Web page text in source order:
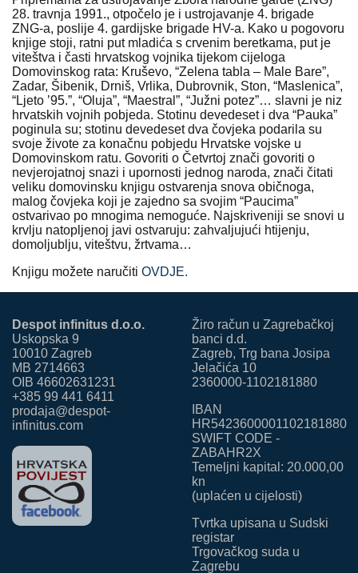
28. travnja 1991., otpočelo je i ustrojavanje 4. brigade
ZNG-a, poslije 4. gardijske brigade HV-a. Kako u pogovoru
knjige stoji, ratni put mladića s crvenim beretkama, put je
viteštva i časti hrvatskog vojnika tijekom cijeloga
Domovinskog rata: Kruševo, “Zelena tabla – Male Bare”,
Zadar, Šibenik, Drniš, Vrlika, Dubrovnik, Ston, “Maslenica”,
“Ljeto ’95.”, “Oluja”, “Maestral”, “Južni potez”… slavni je niz
hrvatskih vojnih pobjeda. Stotinu devedeset i dva “Pauka”
poginula su; stotinu devedeset dva čovjeka podarila su
svoje živote za konačnu pobjedu Hrvatske vojske u
Domovinskom ratu. Govoriti o Četvrtoj znači govoriti o
nevjerojatnoj snazi i upornosti jednog naroda, znači čitati
veliku domovinsku knjigu ostvarenja snova običnoga,
malog čovjeka koji je zajedno sa svojim “Paucima”
ostvarivao po mnogima nemoguće. Najskriveniji se snovi u
krvlju natopljenoj javi ostvaruju: zahvaljujući htijenju,
domoljublju, viteštvu, žrtvama…
Knjigu možete naručiti OVDJE.
Despot infinitus d.o.o.
Uskopska 9
10010 Zagreb
MB 2714663
OIB 46602631231
+385 99 441 6411
prodaja@despot-
infinitus.com
Žiro račun u Zagrebačkoj
banci d.d.
Zagreb, Trg bana Josipa
Jelačića 10
2360000-1102181880
IBAN
HR5423600001102181880
SWIFT CODE -
ZABAHR2X
Temeljni kapital: 20.000,00
kn
(uplaćen u cijelosti)
Tvrtka upisana u Sudski
registar
Trgovačkog suda u
Zagrebu